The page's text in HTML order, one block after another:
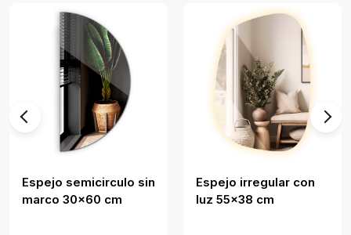
Espejo semicirculo sin
marco 30x60 cm
Espejo irregular con
luz 55x38 cm